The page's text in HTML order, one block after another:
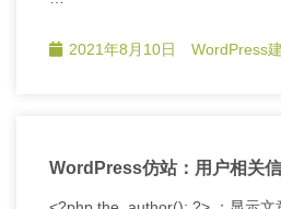
2021年8月10日 WordPress
WordPress仿站：用户相关